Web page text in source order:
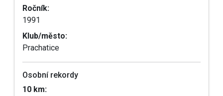
Ročník:
1991
Klub/město:
Prachatice
Osobní rekordy
10 km: